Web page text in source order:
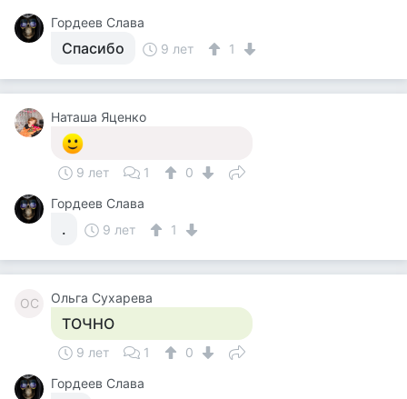
Гордеев Слава
Спасибо 9 лет 1
Наташа Яценко
9 лет 1
0
Гордеев Слава
. 9 лет 1
ОС Ольга Сухарева
ТОЧНО
9 лет 1
0
Гордеев Слава